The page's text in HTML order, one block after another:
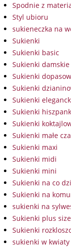
Spodnie z
Styl ubioru
sukieneczka na
Sukienki
Sukienki basic
Sukienki damskie
Sukienki
Sukienki
Sukienki
Sukienki
Sukienki
Sukienki małe
Sukienki maxi
Sukienki midi
Sukienki mini
Sukienki na co
Sukienki na
sukienki na
Sukienki plus size
Sukienki
sukienki w kwiaty